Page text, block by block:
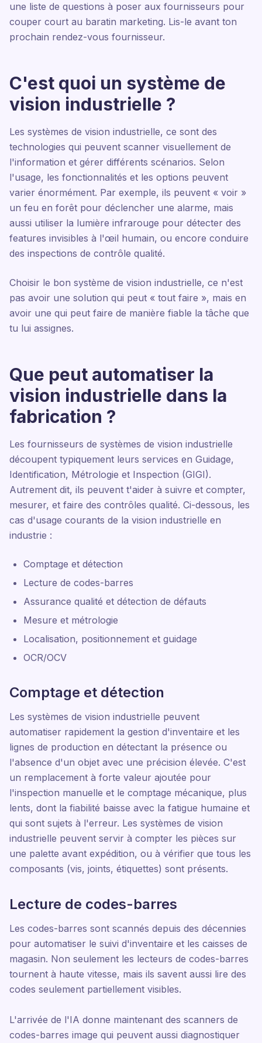
une liste de questions à poser aux fournisseurs pour
couper court au baratin marketing. Lis-le avant ton
prochain rendez-vous fournisseur.
C'est quoi un système de
vision industrielle ?
Les systèmes de vision industrielle, ce sont des
technologies qui peuvent scanner visuellement de
l'information et gérer différents scénarios. Selon
l'usage, les fonctionnalités et les options peuvent
varier énormément. Par exemple, ils peuvent « voir »
un feu en forêt pour déclencher une alarme, mais
aussi utiliser la lumière infrarouge pour détecter des
features invisibles à l'œil humain, ou encore conduire
des inspections de contrôle qualité.
Choisir le bon système de vision industrielle, ce n'est
pas avoir une solution qui peut « tout faire », mais en
avoir une qui peut faire de manière fiable la tâche que
tu lui assignes.
Que peut automatiser la
vision industrielle dans la
fabrication ?
Les fournisseurs de systèmes de vision industrielle
découpent typiquement leurs services en Guidage,
Identification, Métrologie et Inspection (GIGI).
Autrement dit, ils peuvent t'aider à suivre et compter,
mesurer, et faire des contrôles qualité. Ci-dessous, les
cas d'usage courants de la vision industrielle en
industrie :
Comptage et détection
Lecture de codes-barres
Assurance qualité et détection de défauts
Mesure et métrologie
Localisation, positionnement et guidage
OCR/OCV
Comptage et détection
Les systèmes de vision industrielle peuvent
automatiser rapidement la gestion d'inventaire et les
lignes de production en détectant la présence ou
l'absence d'un objet avec une précision élevée. C'est
un remplacement à forte valeur ajoutée pour
l'inspection manuelle et le comptage mécanique, plus
lents, dont la fiabilité baisse avec la fatigue humaine et
qui sont sujets à l'erreur. Les systèmes de vision
industrielle peuvent servir à compter les pièces sur
une palette avant expédition, ou à vérifier que tous les
composants (vis, joints, étiquettes) sont présents.
Lecture de codes-barres
Les codes-barres sont scannés depuis des décennies
pour automatiser le suivi d'inventaire et les caisses de
magasin. Non seulement les lecteurs de codes-barres
tournent à haute vitesse, mais ils savent aussi lire des
codes seulement partiellement visibles.
L'arrivée de l'IA donne maintenant des scanners de
codes-barres image qui peuvent aussi diagnostiquer